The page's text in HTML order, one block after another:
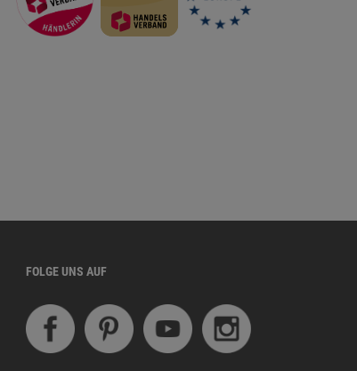
FOLGE UNS AUF